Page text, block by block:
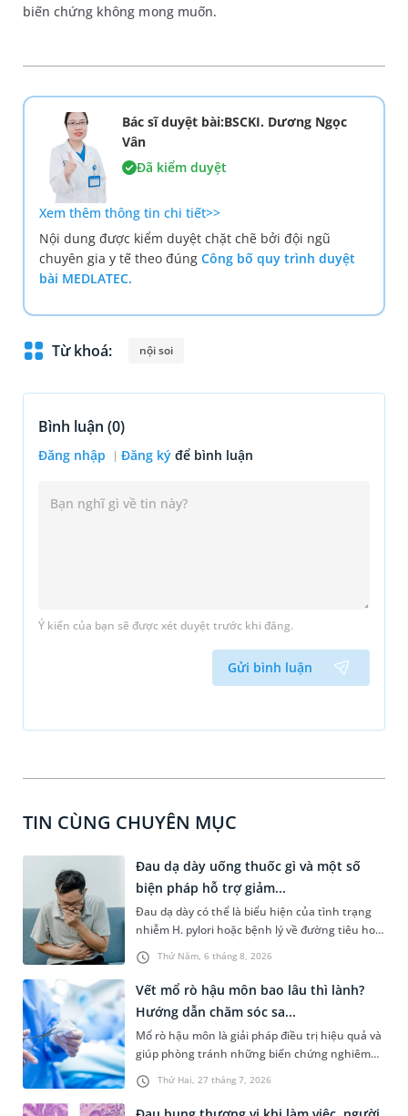
biến chứng không mong muốn.
Bác sĩ duyệt bài:BSCKI. Dương Ngọc
Vân
Đã kiểm duyệt
Xem thêm thông tin chi tiết>>
Nội dung được kiểm duyệt chặt chẽ bởi đội ngũ
chuyên gia y tế theo đúng Công bố quy trình duyệt
bài MEDLATEC.
Từ khoá: nội soi
Bình luận (0)
Đăng nhập Đăng ký để bình luận
Ý kiến của bạn sẽ được xét duyệt trước khi đăng.
Gửi bình luận
TIN CÙNG CHUYÊN MỤC
Thứ Năm, 6 tháng 8, 2026
Đau dạ dày uống thuốc gì và một số
biện pháp hỗ trợ giảm...
Đau dạ dày có thể là biểu hiện của tình trạng
nhiễm H. pylori hoặc bệnh lý về đường tiêu hoá
khác. Dựa theo nguyên nhân cụ thể, bác sĩ sẽ
cân nhắc chỉ định phương pháp điều trị, loại
thuốc giảm đau phù hợp. Nếu chưa biết người
bị đau dạ dày uống thuốc gì, bạn đọc có thể
tham khảo thông tin trong bài viết sau.
Thứ Hai, 27 tháng 7, 2026
Vết mổ rò hậu môn bao lâu thì lành?
Hướng dẫn chăm sóc sa...
Mổ rò hậu môn là giải pháp điều trị hiệu quả và
giúp phòng tránh những biến chứng nghiêm
trọng do căn bệnh này gây ra. Người bệnh
thường khá lo lắng trước khi mổ và có chung
một thắc mắc là “vết mổ rò hậu môn bao lâu thì